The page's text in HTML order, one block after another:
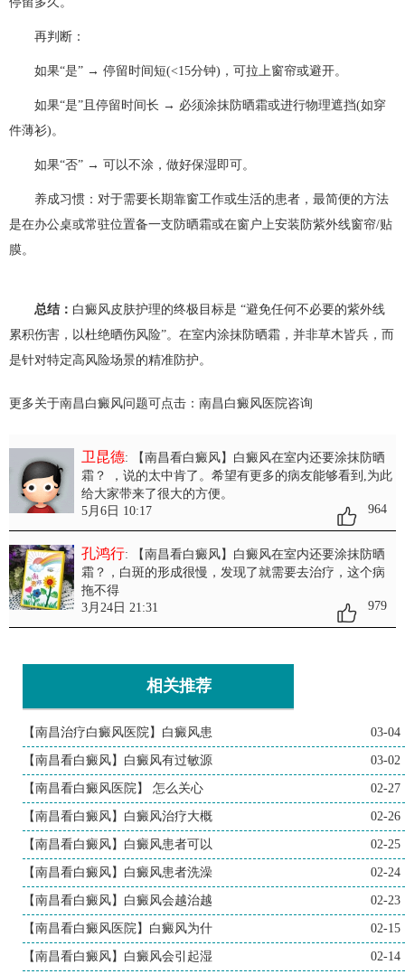
再判断：
如果“是”​ → 停留时间短(<15分钟)，可拉上窗帘或避开。
如果“是”且停留时间长​ → 必须涂抹防晒霜或进行物理遮挡(如穿
件薄衫)。
如果“否”​ → 可以不涂，做好保湿即可。
养成习惯：对于需要长期靠窗工作或生活的患者，最简便的方法
是在办公桌或常驻位置备一支防晒霜或在窗户上安装防紫外线窗帘/贴
膜。
总结： 白癜风皮肤护理的终极目标是 “避免任何不必要的紫外线
累积伤害，以杜绝晒伤风险”。在室内涂抹防晒霜，并非草木皆兵，而
是针对特定高风险场景的精准防护。
更多关于南昌白癜风问题可点击： 南昌白癜风医院咨询
卫昆德: 【南昌看白癜风】白癜风在室内还要涂抹防晒
霜？
，说的太中肯了。希望有更多的病友能够看到,为此
给大家带来了很大的方便。
5月6日 10:17
964
孔鸿行: 【南昌看白癜风】白癜风在室内还要涂抹防晒
霜？ ，白斑的形成很慢，发现了就需要去治疗，这个病
拖不得
3月24日 21:31
979
相关推荐
【南昌治疗白癜风医院】白癜风患 03-04
【南昌看白癜风】白癜风有过敏源 03-02
【南昌看白癜风医院】 怎么关心 02-27
【南昌看白癜风】白癜风治疗大概 02-26
【南昌看白癜风】白癜风患者可以 02-25
【南昌看白癜风】白癜风患者洗澡 02-24
【南昌看白癜风】白癜风会越治越 02-23
【南昌看白癜风医院】白癜风为什 02-15
【南昌看白癜风】白癜风会引起湿 02-14